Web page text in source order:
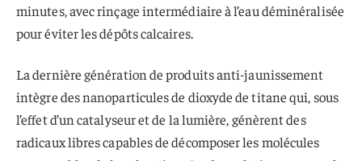
minutes, avec rinçage intermédiaire à l’eau déminéralisée
pour éviter les dépôts calcaires.
La dernière génération de produits anti-jaunissement
intègre des nanoparticules de dioxyde de titane qui, sous
l’effet d’un catalyseur et de la lumière, génèrent des
radicaux libres capables de décomposer les molécules